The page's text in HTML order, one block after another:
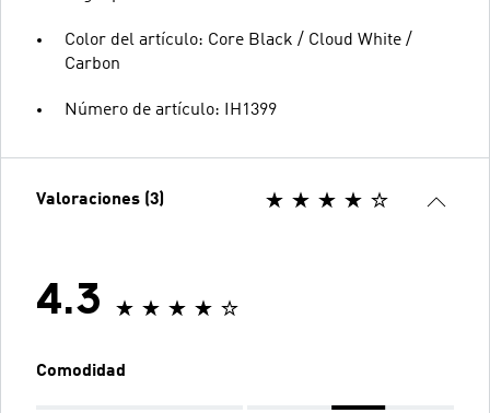
Color del artículo: Core Black / Cloud White /
Carbon
Número de artículo: IH1399
Valoraciones (3)
4.3
Comodidad